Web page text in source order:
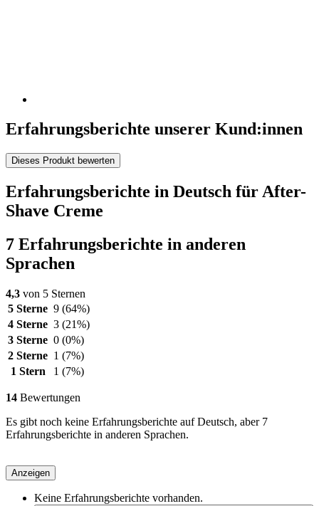
Erfahrungsberichte unserer Kund:innen
Dieses Produkt bewerten
Erfahrungsberichte in Deutsch für After-
Shave Creme
7 Erfahrungsberichte in anderen
Sprachen
4,3 von 5 Sternen
5 Sterne 9 (64%)
4 Sterne 3 (21%)
3 Sterne 0 (0%)
2 Sterne 1 (7%)
1 Stern
1 (7%)
14 Bewertungen
Es gibt noch keine Erfahrungsberichte auf Deutsch, aber 7
Erfahrungsberichte in anderen Sprachen.
Anzeigen
Keine Erfahrungsberichte vorhanden.